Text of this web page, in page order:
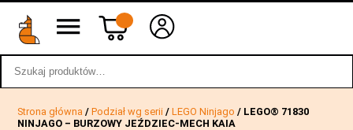
wstecz
Strona główna /Podział wg serii /LEGO Ninjago / LEGO® 71830
NINJAGO – BURZOWY JEŹDZIEC-MECH KAIA